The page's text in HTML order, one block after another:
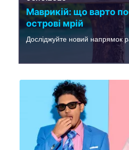
Маврикій: що варто
острові мрій
Досліджуйте новий напрямок